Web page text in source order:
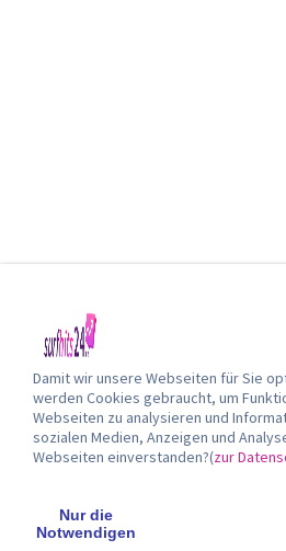
Damit wir unsere Webseiten für Sie
werden Cookies gebraucht, um
Webseiten zu analysieren und
sozialen Medien, Anzeigen und
Webseiten einverstanden?(zur
Nur die
Notwendigen